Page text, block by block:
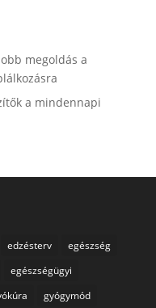
megoldás a
a mindennapi
edzésterv
egészség
egészségügyi
gyógymód